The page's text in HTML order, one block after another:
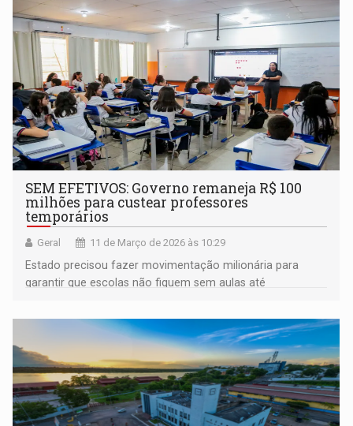
SEM EFETIVOS: Governo remaneja R$ 100
milhões para custear professores
temporários
Geral 11 de Março de 2026 às 10:29
Estado precisou fazer movimentação milionária para
garantir que escolas não fiquem sem aulas até